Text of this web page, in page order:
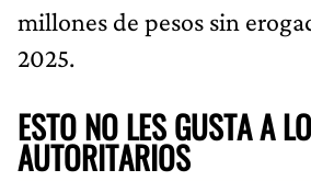
millones de pesos sin
2025.
ESTO NO LES GUSTA A
AUTORITARIOS